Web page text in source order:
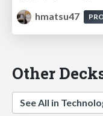
hmatsu47
Other
See All in